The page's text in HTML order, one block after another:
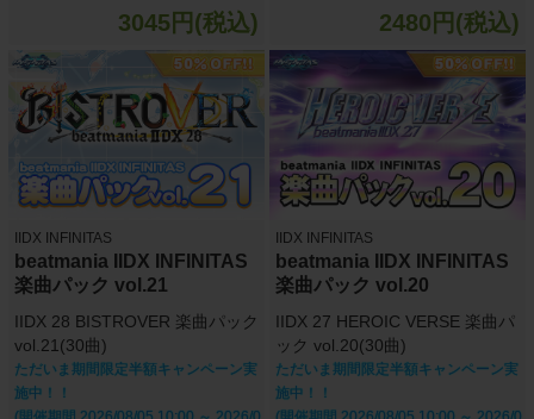
3045円(税込) 2480円(税込)
IIDX INFINITAS
beatmania IIDX INFINITAS
楽曲パック vol.21
IIDX 28 BISTROVER 楽曲パック
vol.21(30曲)
ただいま期間限定半額キャンペーン実
施中！！
IIDX INFINITAS
beatmania IIDX INFINITAS
楽曲パック vol.20
IIDX 27 HEROIC VERSE 楽曲パ
ック vol.20(30曲)
ただいま期間限定半額キャンペーン実
施中！！